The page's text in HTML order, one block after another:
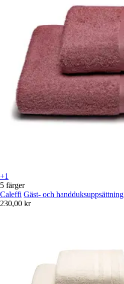
+1
5 färger
Caleffi Gäst- och handduksuppsättning
230,00 kr